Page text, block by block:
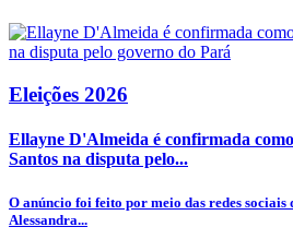
Eleições 2026
Ellayne D'Almeida é confirmada
Santos na disputa pelo...
O anúncio foi feito por meio das redes sociais
Alessandra...